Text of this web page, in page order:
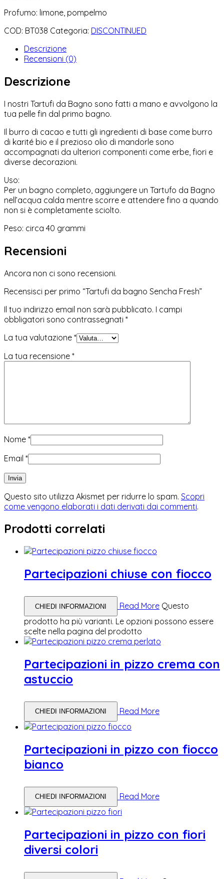
Profumo: limone, pompelmo
COD: BT038 Categoria: DISCONTINUED
Descrizione
Recensioni (0)
Descrizione
I nostri Tartufi da Bagno sono fatti a mano e avvolgono la
tua pelle fin dal primo bagno.
Il burro di cacao e tutti gli ingredienti di base come burro
di karité bio e il prezioso olio di mandorle sono
accompagnati da ulteriori componenti come erbe, fiori e
diverse decorazioni.
Uso:
Per un bagno completo, aggiungere un Tartufo da Bagno
nell’acqua calda mentre scorre e attendere fino a quando
non si è completamente sciolto.
Peso: circa 40 grammi
Recensioni
Ancora non ci sono recensioni.
Recensisci per primo “Tartufi da bagno Sencha Fresh”
Il tuo indirizzo email non sarà pubblicato. I campi
obbligatori sono contrassegnati *
La tua valutazione *
La tua recensione *
Nome *
Email *
Questo sito utilizza Akismet per ridurre lo spam. Scopri
come vengono elaborati i dati derivati dai commenti.
Prodotti correlati
Partecipazioni chiuse con fiocco
CHIEDI INFORMAZIONI Read More Questo
prodotto ha più varianti. Le opzioni possono essere
scelte nella pagina del prodotto
Partecipazioni in pizzo crema con
astuccio
CHIEDI INFORMAZIONI Read More
Partecipazioni in pizzo con fiocco
bianco
CHIEDI INFORMAZIONI Read More
Partecipazioni in pizzo con fiori
diversi colori